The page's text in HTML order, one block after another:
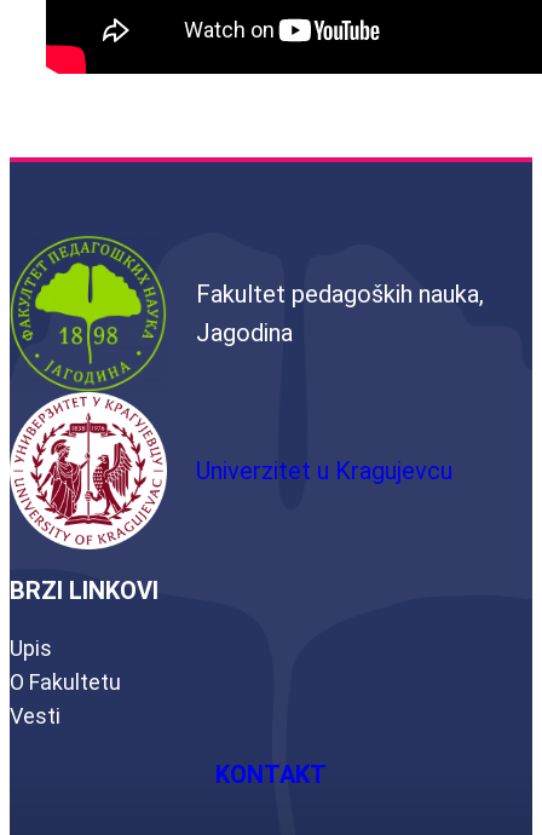
Fakultet pedagoških nauka,
Jagodina
Univerzitet u Kragujevcu
BRZI LINKOVI
Upis
O Fakultetu
Vesti
KONTAKT